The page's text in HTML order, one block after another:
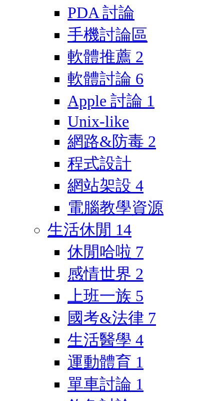
PDA 討論
手機討論區
軟體推薦 2
軟體討論 6
Apple 討論 1
Unix-like
網路&防毒 2
程式設計
網站架設 4
電腦教學資源
生活休閒 14
休閒哈啦 7
感情世界 2
上班一族 5
國考&法律 7
生活醫學 4
運動體育 1
單車討論 1